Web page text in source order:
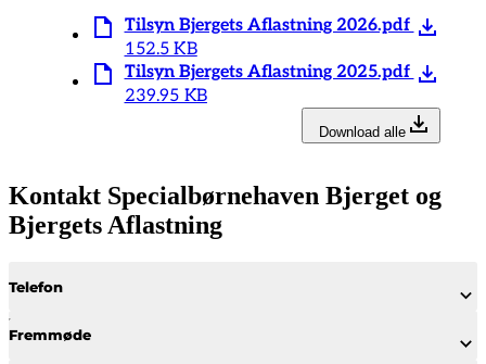
Tilsyn Bjergets Aflastning 2026.pdf
152.5 KB
Tilsyn Bjergets Aflastning 2025.pdf
239.95 KB
Download alle
Kontakt Specialbørnehaven Bjerget og
Bjergets Aflastning
Telefon
Fremmøde